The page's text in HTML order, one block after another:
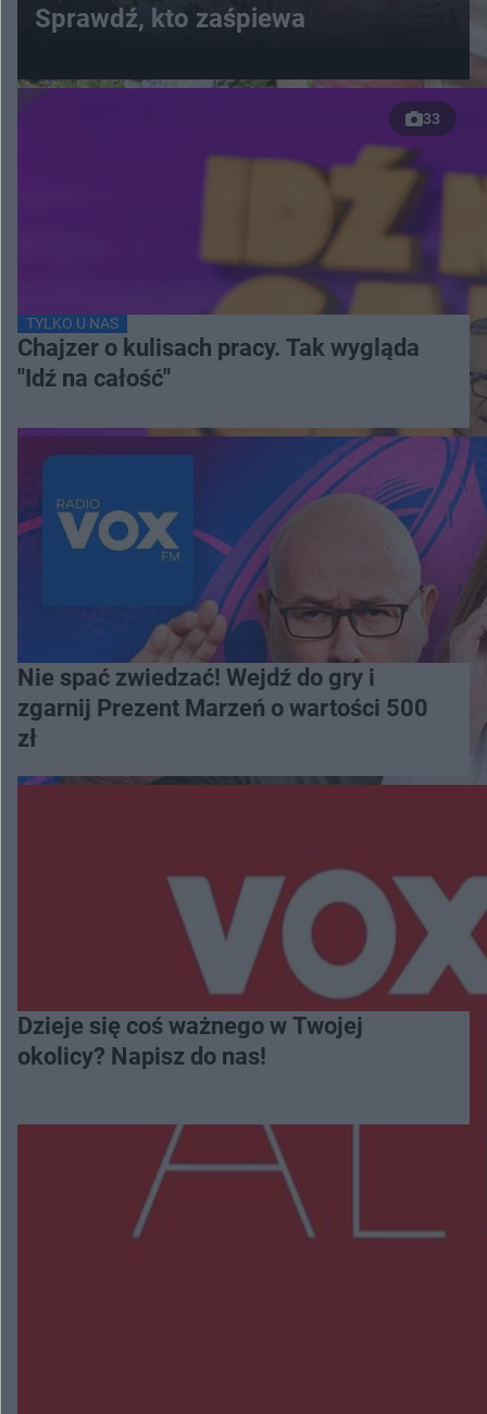
Sprawdź, kto zaśpiewa
33
TYLKO U NAS
Chajzer o kulisach pracy. Tak wygląda
"Idź na całość"
Nie spać zwiedzać! Wejdź do gry i
zgarnij Prezent Marzeń o wartości 500
zł
Dzieje się coś ważnego w Twojej
okolicy? Napisz do nas!
Więcej